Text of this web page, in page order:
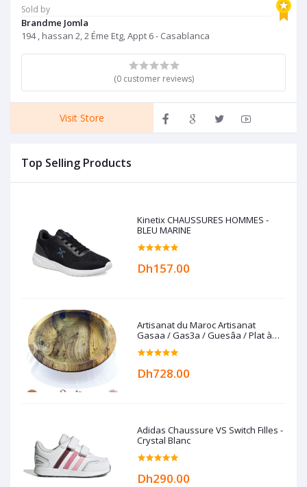
Sold by
Brandme Jomla
194 , hassan 2, 2 Éme Etg, Appt 6 - Casablanca
(0 customer reviews)
Visit Store
Top Selling Products
Kinetix CHAUSSURES HOMMES -
BLEU MARINE
Dh157.00
Artisanat du Maroc Artisanat
Gasaa / Gas3a / Guesâa / Plat à
couscous en Bois de noyer
Dh728.00
Adidas Chaussure VS Switch Filles -
Crystal Blanc
Dh290.00